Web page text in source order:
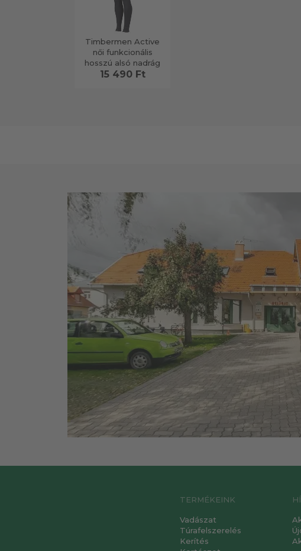
Timbermen Active
női funkcionális
hosszú alsó nadrág
15 490 Ft
TERMÉKEINK
Vadászat
Túrafelszerelés
Kerítés